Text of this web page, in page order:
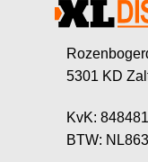
5301 KD
KvK:
BTW: